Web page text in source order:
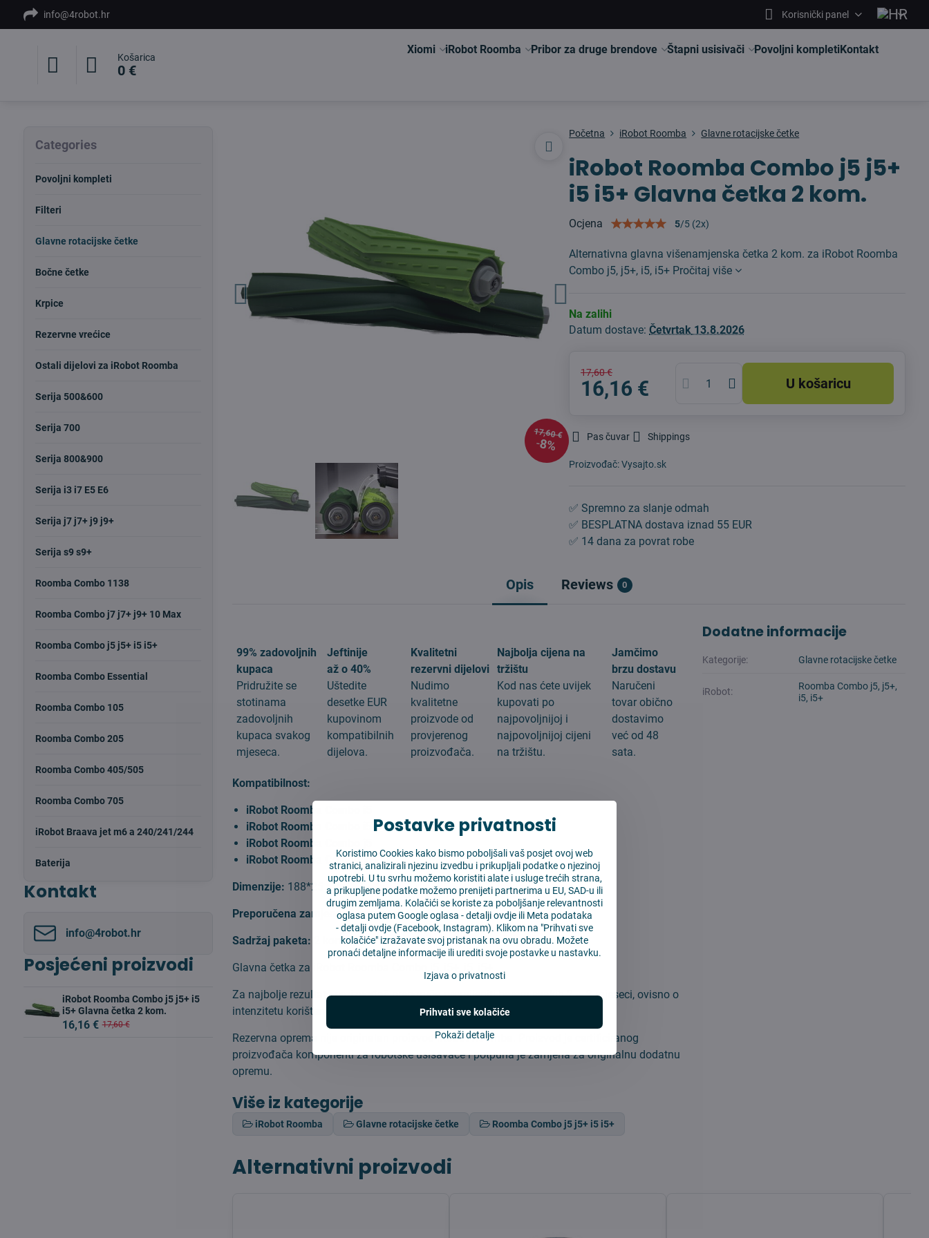
info@4robot.hr Korisnički panel
Košarica
0 €
Xiomi iRobot Roomba Pribor za druge brendove Štapni usisivači Povoljni kompletiKontakt
17,60 €
8%
Početna iRobot Roomba Glavne rotacijske četke
iRobot Roomba Combo j5 j5+
i5 i5+ Glavna četka 2 kom.
Ocjena 5/5 (2x)
Alternativna glavna višenamjenska četka 2 kom. za iRobot Roomba
Combo j5, j5+, i5, i5+ Pročitaj više
Na zalihi
Datum dostave:Četvrtak 13.8.2026
17,60 €
16,16 € U košaricu
Pas čuvar Shippings
Proizvođač:Vysajto.sk
✅ Spremno za slanje odmah
✅ BESPLATNA dostava iznad 55 EUR
✅ 14 dana za povrat robe
Opis Reviews 0
99% zadovoljnih
kupaca
Pridružite se
stotinama
zadovoljnih
kupaca svakog
mjeseca.
Jeftinije
až o 40%
Uštedite
desetke EUR
kupovinom
kompatibilnih
dijelova.
Kvalitetni
rezervni dijelovi
Nudimo
kvalitetne
proizvode od
provjerenog
proizvođača.
Najbolja cijena na
tržištu
Kod nas ćete uvijek
kupovati po
najpovoljnijoj i
najpovoljnijoj cijeni
na tržištu.
Jamčimo
brzu dostavu
Naručeni
tovar obično
dostavimo
već od 48
sata.
Kompatibilnost:
iRobot Roomba Combo i5
iRobot Roomba Combo i5+
iRobot Roomba Combo j5
iRobot Roomba Combo j5+
Dimenzije: 188*25 mm
Preporučena zamjena:3 mesiace
Sadržaj paketa: 2 kom
Glavna četka za iRobot Roomba Combo j5, j5+, i5, i5+.
Za najbolje rezultate proizvođač preporuča promijeniti barem svakih 2 – 3 mjeseci, ovisno o
intenzitetu korištenja.
Rezervna oprema nije originalan proizvod iRobot Roomba. Proizvod je certificiranog
proizvođača komponenti za robotske usisavače i potpuna je zamjena za originalnu dodatnu
opremu.
Više iz kategorije
iRobot Roomba Glavne rotacijske četke Roomba Combo j5 j5+ i5 i5+
Dodatne informacije
Kategorije: Glavne rotacijske četke
iRobot:
Roomba Combo j5, j5+,
i5, i5+
Alternativni proizvodi
Categories
Povoljni kompleti
Filteri
Glavne rotacijske četke
Bočne četke
Krpice
Rezervne vrećice
Ostali dijelovi za iRobot Roomba
Serija 500&600
Serija 700
Serija 800&900
Serija i3 i7 E5 E6
Serija j7 j7+ j9 j9+
Serija s9 s9+
Roomba Combo 1138
Roomba Combo j7 j7+ j9+ 10 Max
Roomba Combo j5 j5+ i5 i5+
Roomba Combo Essential
Roomba Combo 105
Roomba Combo 205
Roomba Combo 405/505
Roomba Combo 705
iRobot Braava jet m6 a 240/241/244
Baterija
Kontakt
info​@4robot​.hr
Posjećeni proizvodi
iRobot Roomba Combo j5 j5+ i5
i5+ Glavna četka 2 kom.
16,16 € 17,60 €
Postavke privatnosti
Koristimo Cookies kako bismo poboljšali vaš posjet ovoj web
stranici, analizirali njezinu izvedbu i prikupljali podatke o njezinoj
upotrebi. U tu svrhu možemo koristiti alate i usluge trećih strana,
a prikupljene podatke možemo prenijeti partnerima u EU, SAD-u ili
drugim zemljama. Kolačići se koriste za poboljšanje relevantnosti
oglasa putem Google oglasa -detalji ovdje ili Meta podataka
-detalji ovdje (Facebook, Instagram). Klikom na "Prihvati sve
kolačiće" izražavate svoj pristanak na ovu obradu. Možete
pronaći detaljne informacije ili urediti svoje postavke u nastavku.
Izjava o privatnosti
Pokaži detalje
Prihvati sve kolačiće